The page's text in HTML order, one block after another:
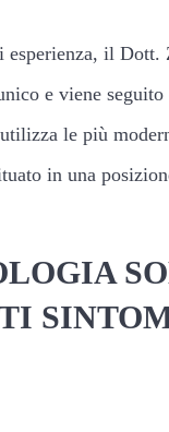
esperienza, il Dott.
e viene
le più
in una